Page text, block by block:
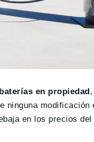
en propiedad
ninguna
en los precios del